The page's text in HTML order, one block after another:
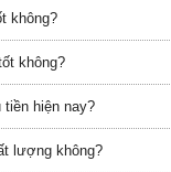
không?
không?
tiền hiện nay?
lượng không?